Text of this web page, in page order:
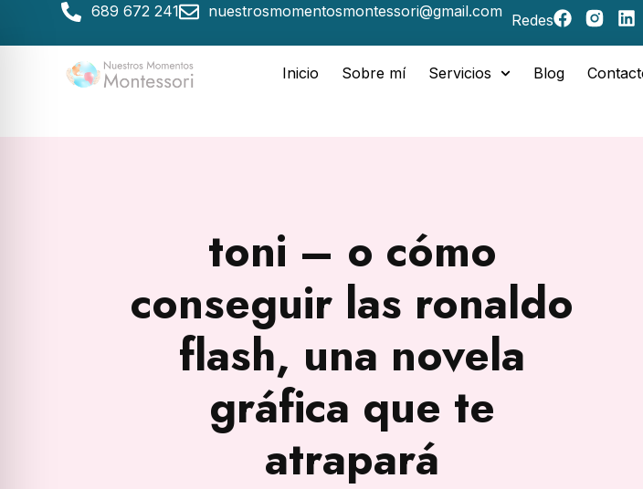
689 672 241 nuestrosmomentosmontessori@gmail.com Redes
Inicio Sobre mí Servicios Blog
toni – o cómo
conseguir las ronaldo
flash, una novela
gráfica que te
atrapará